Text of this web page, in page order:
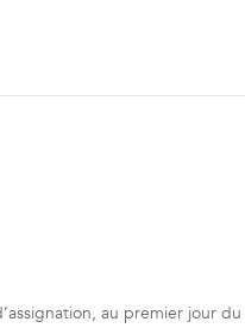
au premier jour